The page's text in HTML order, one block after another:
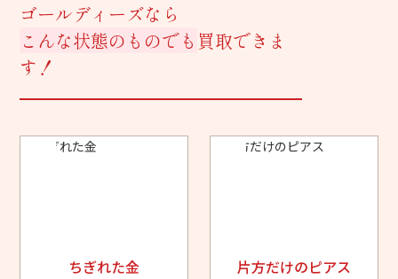
ゴールディーズなら
こんな状態のものでも 買取できま
す！
ちぎれた金 片方だけのピアス